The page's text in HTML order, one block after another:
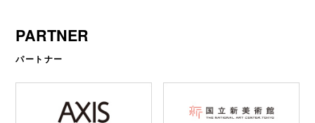
PARTNER
パートナー